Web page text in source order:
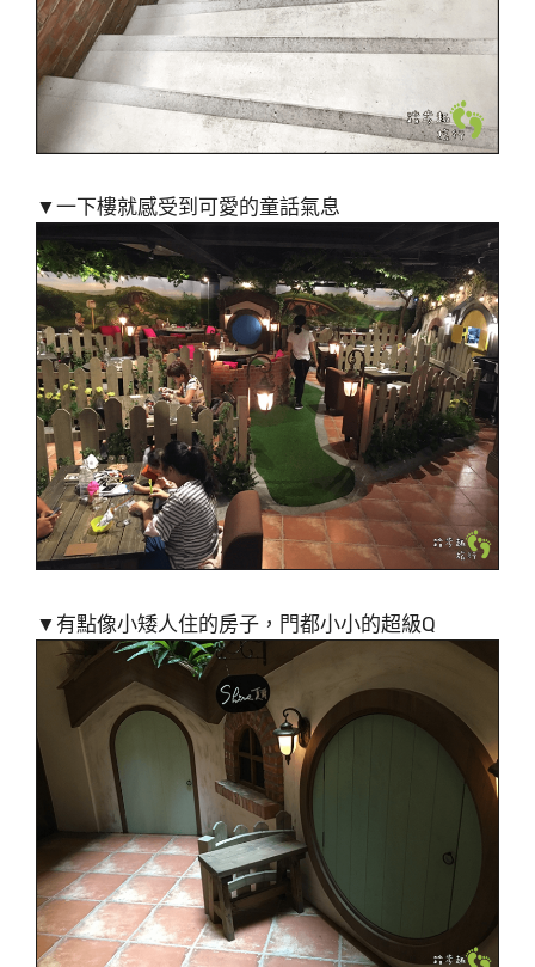
▼一下樓就感受到可愛的童話氣息
▼有點像小矮人住的房子，門都小小的超級Q